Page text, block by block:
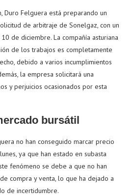
Duro Felguera está preparando un
de arbitraje de Sonelgaz, con un
de diciembre. La compañía asturiana
de los trabajos es completamente
debido a varios incumplimientos
la empresa solicitará una
y perjuicios ocasionados por esta
bursátil
no han conseguido marcar precio
ya que han estado en subasta
fenómeno se debe a que no han
compra y venta, lo que ha dejado a
de incertidumbre.